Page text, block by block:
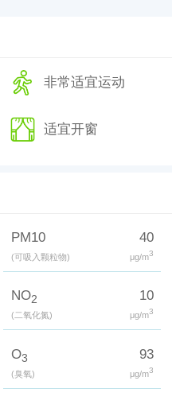
非常适宜运动
适宜开窗
PM10
(可吸入颗粒物)
40
μg/m3
NO2
(二氧化氮)
10
μg/m3
O3
(臭氧)
93
μg/m3